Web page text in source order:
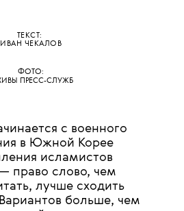
ТЕКСТ:
ИВАН ЧЕКАЛОВ
ФОТО:
ПРЕСС-СЛУЖБ
с военного
в Южной Корее
исламистов
право слово, чем
лучше сходить
больше, чем